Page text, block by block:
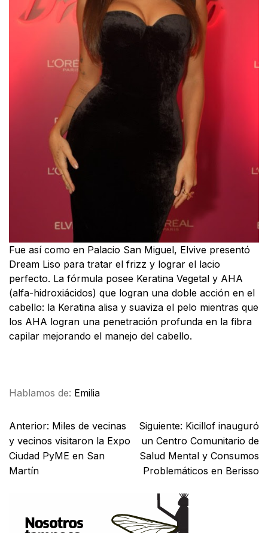
Fue así como en Palacio San Miguel, Elvive presentó
Dream Liso para tratar el frizz y lograr el lacio
perfecto. La fórmula posee Keratina Vegetal y AHA
(alfa-hidroxiácidos) que logran una doble acción en el
cabello: la Keratina alisa y suaviza el pelo mientras que
los AHA logran una penetración profunda en la fibra
capilar mejorando el manejo del cabello.
Hablamos de: Emilia
Anterior: Miles de vecinas
y vecinos visitaron la Expo
Ciudad PyME en San
Martín
Siguiente: Kicillof inauguró
un Centro Comunitario de
Salud Mental y Consumos
Problemáticos en Berisso